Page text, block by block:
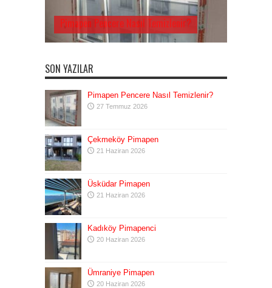
Pimapen Pencere Nasıl Temizlenir?
Çekmeköy Pimapen
SON YAZILAR
Pimapen Pencere Nasıl Temizlenir?
27 Temmuz 2026
Çekmeköy Pimapen
21 Haziran 2026
Üsküdar Pimapen
21 Haziran 2026
Kadıköy Pimapenci
20 Haziran 2026
Ümraniye Pimapen
20 Haziran 2026